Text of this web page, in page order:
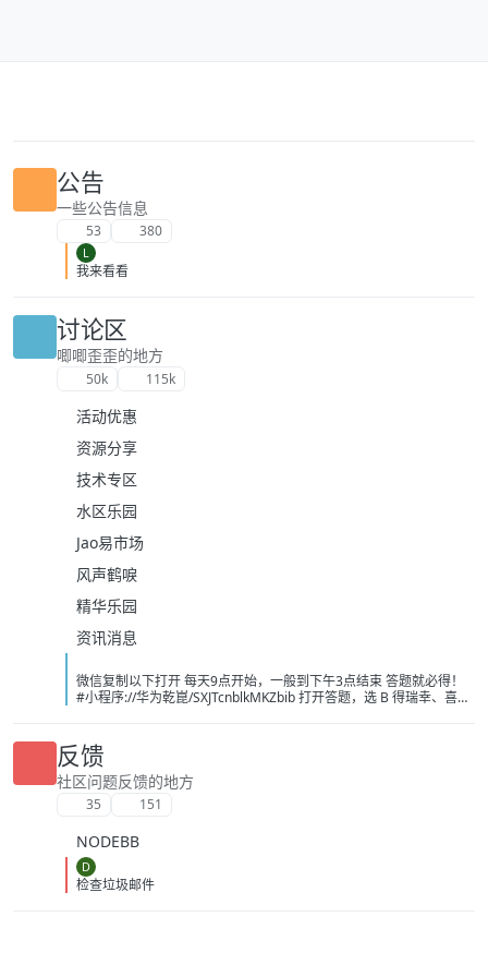
公告
一些公告信息
53 380
L
我来看看
讨论区
唧唧歪歪的地方
50k 115k
活动优惠
资源分享
技术专区
水区乐园
Jao易市场
风声鹤唳
精华乐园
资讯消息
微信复制以下打开 每天9点开始，一般到下午3点结束 答题就必得！
#小程序://华为乾崑/SXJTcnblkMKZbib 打开答题，选 B 得瑞幸、喜茶
1786139243743_%E5%BE%AE%E4%BF%A1%E5%9B%BE%E7%89
%87_20260807104021_214_208.jpg] [image:
1786139251697_%E5%BE%AE%E4%BF%A1%E5%9B%BE%E7%89
%87_20260807101326_13_1581.png] [image:
1786139249056_%E5%BE%AE%E4%BF%A1%E5%9B%BE%E7%89
反馈
社区问题反馈的地方
35 151
NODEBB
D
检查垃圾邮件